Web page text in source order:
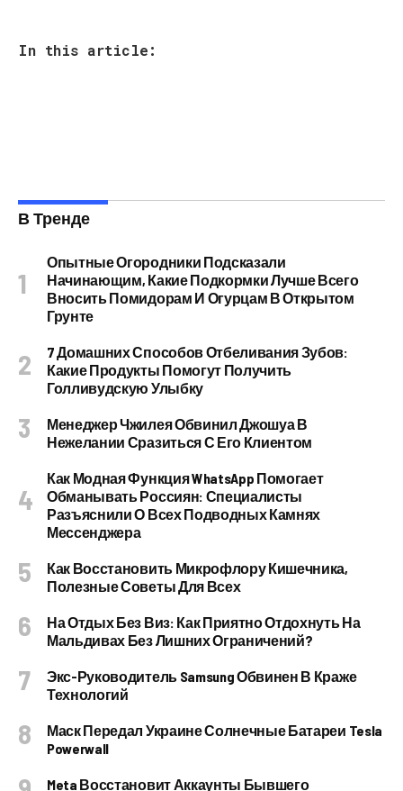
In this article:
В Тренде
Опытные Огородники Подсказали
Начинающим, Какие Подкормки Лучше Всего
Вносить Помидорам И Огурцам В Открытом
Грунте
7 Домашних Способов Отбеливания Зубов:
Какие Продукты Помогут Получить
Голливудскую Улыбку
Менеджер Чжилея Обвинил Джошуа В
Нежелании Сразиться С Его Клиентом
Как Модная Функция WhatsApp Помогает
Обманывать Россиян: Специалисты
Разъяснили О Всех Подводных Камнях
Мессенджера
Как Восстановить Микрофлору Кишечника,
Полезные Советы Для Всех
На Отдых Без Виз: Как Приятно Отдохнуть На
Мальдивах Без Лишних Ограничений?
Экс-Руководитель Samsung Обвинен В Краже
Технологий
Маск Передал Украине Солнечные Батареи Tesla
Powerwall
Meta Восстановит Аккаунты Бывшего